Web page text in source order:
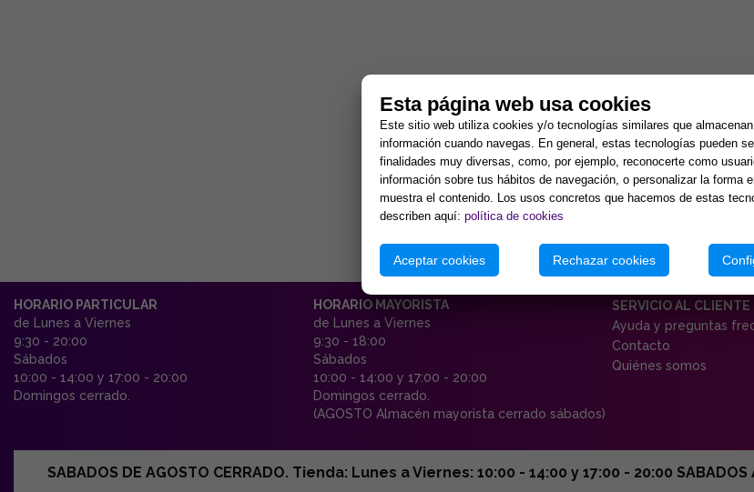
HORARIO PARTICULAR
de Lunes a Viernes
9:30 - 20:00
Sábados
10:00 - 14:00 y 17:00 - 20:00
Domingos cerrado.
HORARIO MAYORISTA
de Lunes a Viernes
9:30 - 18:00
Sábados
10:00 - 14:00 y 17:00 - 20:00
Domingos cerrado.
(AGOSTO Almacén mayorista cerrado sábados)
SERVICIO AL CLIENTE
Ayuda y preguntas
Contacto
Quiénes somos
SABADOS DE AGOSTO CERRADO. Tienda: Lunes a Viernes: 10:00 - 14:00 y 17:00 - 20:00
Esta página web usa cookies
Este sitio web utiliza cookies y/o tecnologías similares que
información cuando navegas. En general, estas tecnologías pueden
finalidades muy diversas, como, por ejemplo, reconocerte como
información sobre tus hábitos de navegación, o personalizar la forma
muestra el contenido. Los usos concretos que hacemos de estas
describen aquí: política de cookies
Aceptar cookies Rechazar cookies